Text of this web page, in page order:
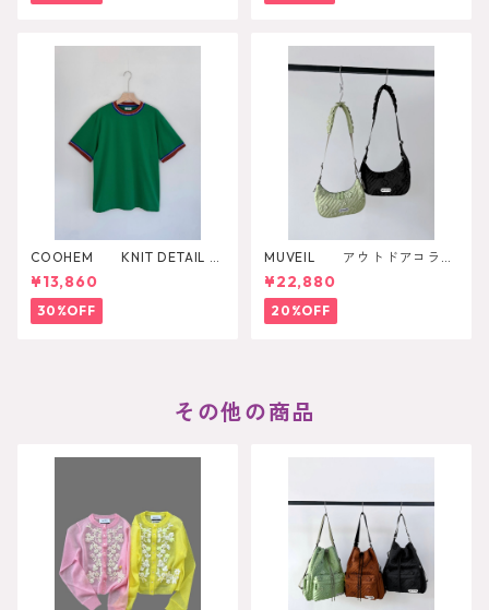
COOHEM KNIT DETAIL RI
NGER T-SHIRT
¥13,860
30%OFF
MUVEIL アウトドアコラボ
ショルダーバッグ
¥22,880
20%OFF
その他の商品